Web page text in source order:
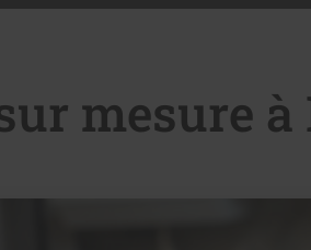
mesure à